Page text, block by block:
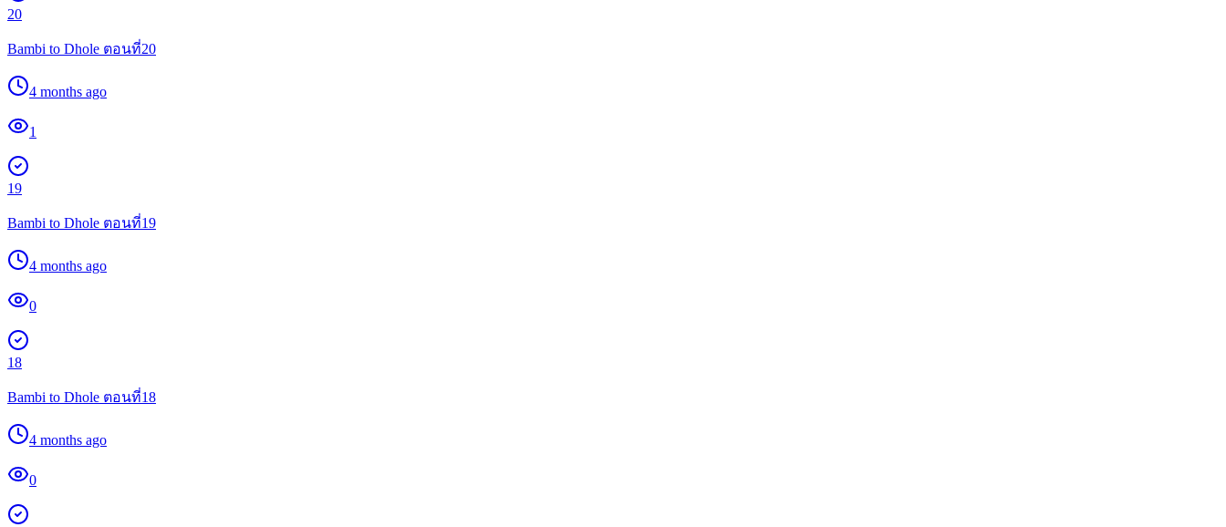
20
Bambi to Dhole ตอนที่20
4 months ago
1
19
Bambi to Dhole ตอนที่19
4 months ago
0
18
Bambi to Dhole ตอนที่18
4 months ago
0